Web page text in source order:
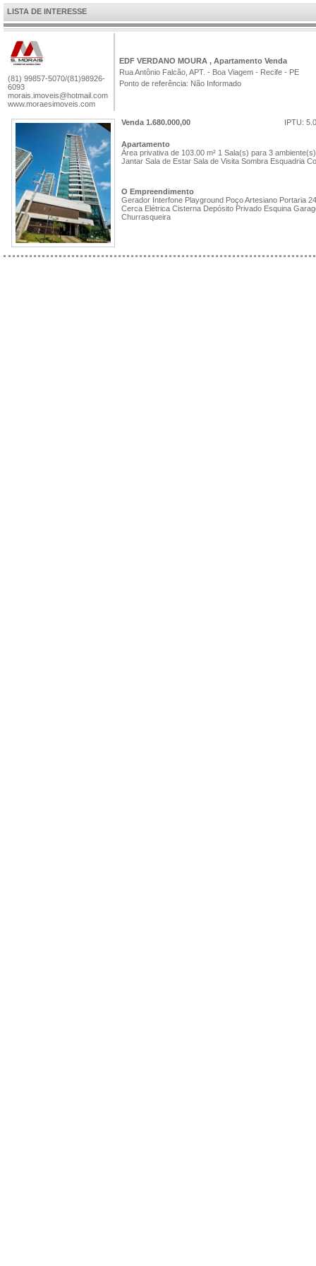
LISTA DE INTERESSE
(81) 99857-5070/(81)98926-
6093
morais.imoveis@hotmail.com
www.moraesimoveis.com
EDF VERDANO MOURA , Apartamento Venda
Rua Antônio Falcão, APT. - Boa Viagem - Recife - PE
Ponto de referência: Não Informado
Venda 1.680.000,00 IPTU:
Apartamento
Área privativa de 103.00 m² 1 Sala(s) para 3 ambiente(s)
Jantar Sala de Estar Sala de Visita Sombra Esquadria
O Empreendimento
Gerador Interfone Playground Poço Artesiano Portaria
Cerca Elétrica Cisterna Depósito Privado Esquina
Churrasqueira